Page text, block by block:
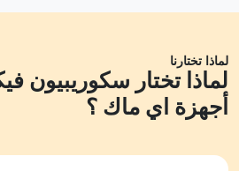
لماذا تختارنا
لماذا تختار سكوريبيون
أجهزة اي ماك ؟